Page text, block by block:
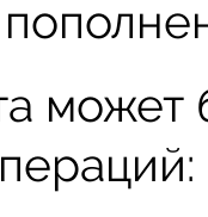
может